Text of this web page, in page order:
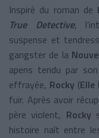
Inspiré du roman de
True Detective,
suspense et
gangster de la
apens tendu par
effrayée, Rocky (Elle
fuir. Après avoir
père violent, Rocky
histoire naît entre